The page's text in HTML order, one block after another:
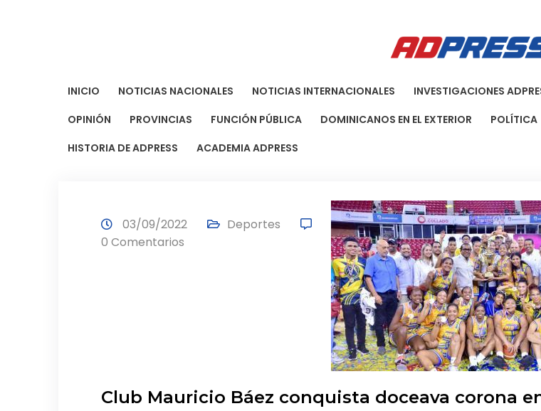
INICIO NOTICIAS NACIONALES NOTICIAS INTERNACIONALES INVESTIGACIONES
OPINIÓN
PROVINCIAS FUNCIÓN PÚBLICA DOMINICANOS EN EL EXTERIOR POLÍTICA
HISTORIA DE ADPRESS
ACADEMIA ADPRESS
03/09/2022
Deportes
0 Comentarios
Club Mauricio Báez conquista doceava corona